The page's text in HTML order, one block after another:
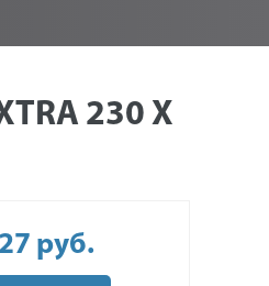
230 X
руб.